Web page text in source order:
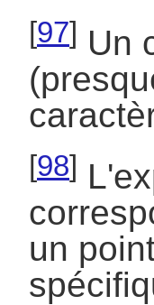
[97] Un
[98]
un